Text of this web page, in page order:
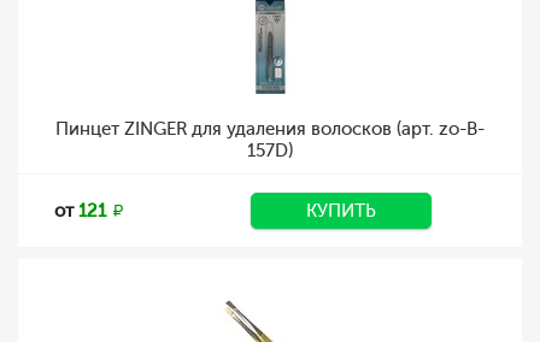
Пинцет ZINGER для удаления волосков (арт. zo-B-
157D)
от121 КУПИТЬ